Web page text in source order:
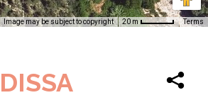
Image may be subject to copyright 20 m Terms